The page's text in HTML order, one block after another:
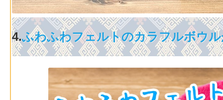
4.ふわふわフェルトのカラフルボウ